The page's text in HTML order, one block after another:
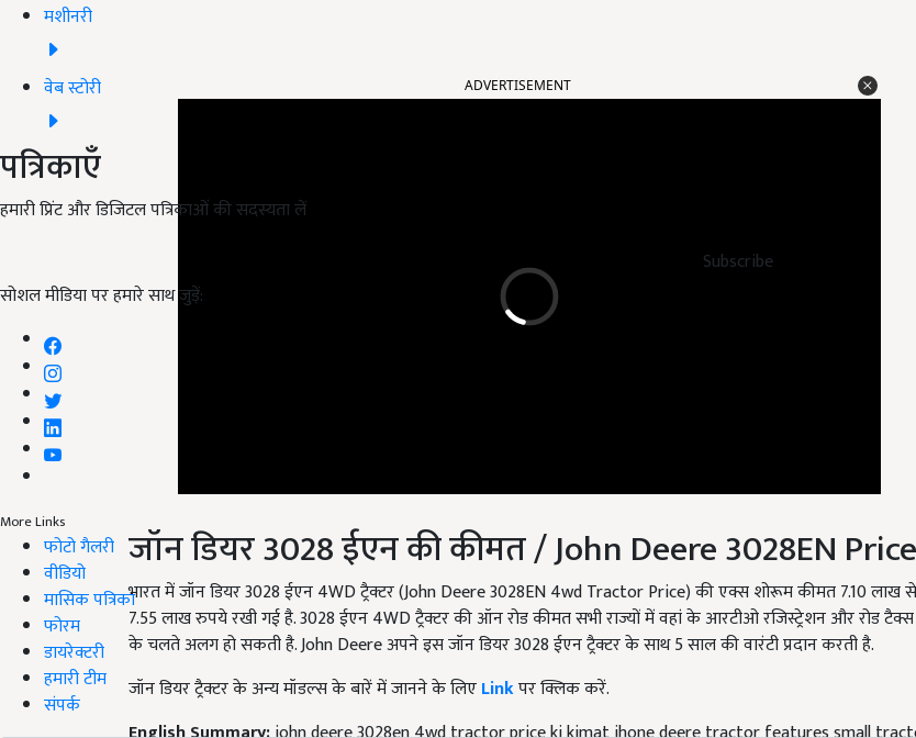
मशीनरी
वेब स्टोरी
पत्रिकाएँ
हमारी प्रिंट और डिजिटल पत्रिकाओं की सदस्यता लें
Subscribe
सोशल मीडिया पर हमारे साथ जुड़ें:
More Links
फोटो गैलरी
वीडियो
मासिक पत्रिका
फोरम
डायरेक्टरी
हमारी टीम
संपर्क
जॉन डियर 3028 ईएन की कीमत / John Deere 3028EN Price
भारत में जॉन डियर 3028 ईएन 4WD ट्रैक्टर (John Deere 3028EN 4wd Tractor Price) की एक्स शोरूम कीमत 7.10 लाख से
7.55 लाख रुपये रखी गई है. 3028 ईएन 4WD ट्रैक्टर की ऑन रोड कीमत सभी राज्यों में वहां के आरटीओ रजिस्ट्रेशन और रोड टैक्स
के चलते अलग हो सकती है. John Deere अपने इस जॉन डियर 3028 ईएन ट्रैक्टर के साथ 5 साल की वारंटी प्रदान करती है.
पर क्लिक करें.
English Summary: